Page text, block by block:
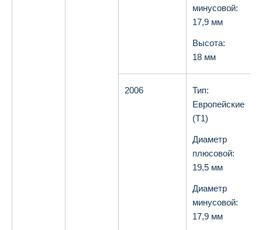
минусовой:
17,9 мм
Высота:
18 мм
2006
Тип:
Европейские
(T1)
Диаметр
плюсовой:
19,5 мм
Диаметр
минусовой:
17,9 мм